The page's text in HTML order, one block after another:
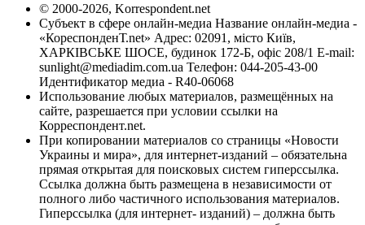
© 2000-2026, Korrespondent.net
Субъект в сфере онлайн-медиа Название онлайн-медиа -
«КореспонденТ.net» Адрес: 02091, місто Київ,
ХАРКІВСЬКЕ ШОСЕ, будинок 172-Б, офіс 208/1 E-mail:
sunlight@mediadim.com.ua Телефон: 044-205-43-00
Идентификатор медиа - R40-06068
Использование любых материалов, размещённых на
сайте, разрешается при условии ссылки на
Корреспондент.net.
При копировании материалов со страницы «Новости
Украины и мира», для интернет-изданий – обязательна
прямая открытая для поисковых систем гиперссылка.
Ссылка должна быть размещена в независимости от
полного либо частичного использования материалов.
Гиперссылка (для интернет- изданий) – должна быть